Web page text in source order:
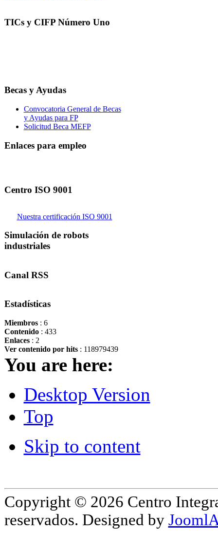
TICs y CIFP Número Uno
Becas y Ayudas
Convocatoria General de Becas
y Ayudas para FP
Solicitud Beca MEFP
Enlaces para empleo
Centro ISO 9001
Nuestra certificación ISO 9001
Simulación de robots
industriales
Canal RSS
Estadísticas
Miembros: 6
Contenido: 433
Enlaces: 2
Ver contenido por hits: 118979439
You are here:
Desktop Version
Top
Skip to content
Copyright © 2026 Centro
reservados. Designed by